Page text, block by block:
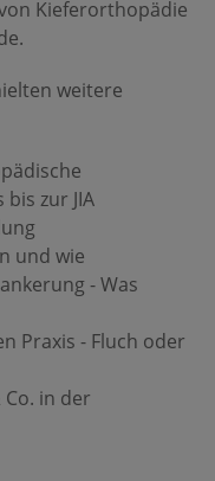
Kieferorthopädie
weitere
zur JIA
und wie
- Was
Praxis - Fluch oder
in der